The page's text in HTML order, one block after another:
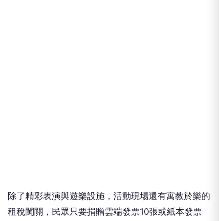
除了精彩表演與遊樂設施，活動現場還有寓教於樂的
租稅闖關，民眾只要捐贈雲端發票10張或紙本發票